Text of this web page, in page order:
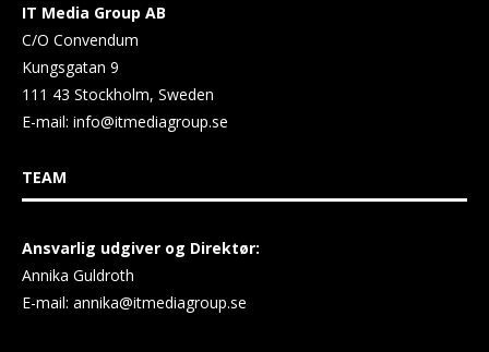
IT Media Group AB
C/O Convendum
Kungsgatan 9
111 43 Stockholm, Sweden
E-mail: info@itmediagroup.se
TEAM
Ansvarlig udgiver og Direktør:
Annika Guldroth
E-mail: annika@itmediagroup.se